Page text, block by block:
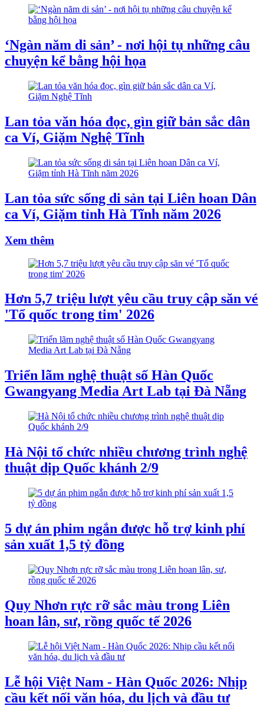
‘Ngàn năm di sản’ - nơi hội tụ những câu
chuyện kể bằng hội họa
Lan tỏa văn hóa đọc, gìn giữ bản sắc dân
ca Ví, Giặm Nghệ Tĩnh
Lan tỏa sức sống di sản tại Liên hoan Dân
ca Ví, Giặm tỉnh Hà Tĩnh năm 2026
Xem thêm
Hơn 5,7 triệu lượt yêu cầu truy cập săn vé
'Tổ quốc trong tim' 2026
Triển lãm nghệ thuật số Hàn Quốc
Gwangyang Media Art Lab tại Đà Nẵng
Hà Nội tổ chức nhiều chương trình nghệ
thuật dịp Quốc khánh 2/9
5 dự án phim ngắn được hỗ trợ kinh phí
sản xuất 1,5 tỷ đồng
Quy Nhơn rực rỡ sắc màu trong Liên
hoan lân, sư, rồng quốc tế 2026
Lễ hội Việt Nam - Hàn Quốc 2026: Nhịp
cầu kết nối văn hóa, du lịch và đầu tư